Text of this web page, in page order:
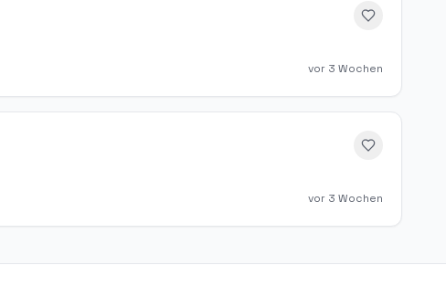
vor 3 Wochen
vor 3 Wochen